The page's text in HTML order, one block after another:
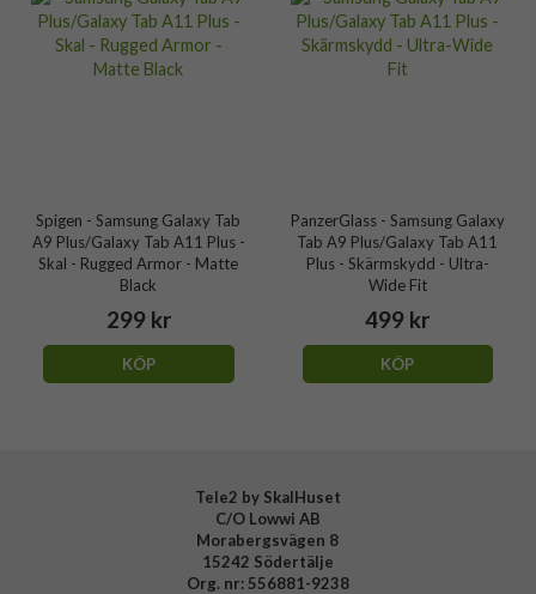
Spigen - Samsung Galaxy Tab
A9 Plus/Galaxy Tab A11 Plus -
Skal - Rugged Armor - Matte
Black
299 kr
KÖP
PanzerGlass - Samsung Galaxy
Tab A9 Plus/Galaxy Tab A11
Plus - Skärmskydd - Ultra-
Wide Fit
499 kr
KÖP
Tele2 by SkalHuset
C/O Lowwi AB
Morabergsvägen 8
15242 Södertälje
Org. nr: 556881-9238